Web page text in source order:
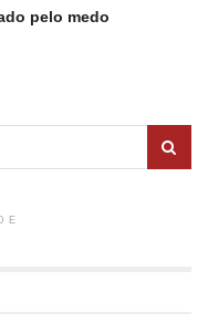
pelo medo